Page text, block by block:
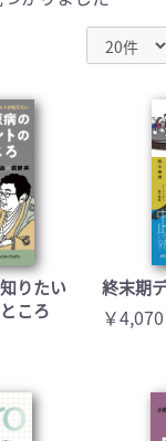
薬学(7)
医学一般(91)
りたい
ころ
終末期
￥